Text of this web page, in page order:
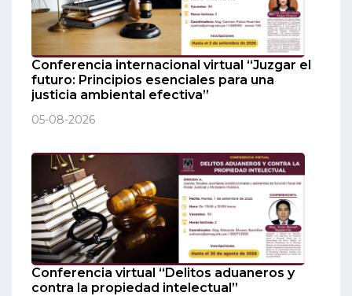
Conferencia internacional virtual “Juzgar el
futuro: Principios esenciales para una
justicia ambiental efectiva”
05-08-2026
Conferencia virtual “Delitos aduaneros y
contra la propiedad intelectual”